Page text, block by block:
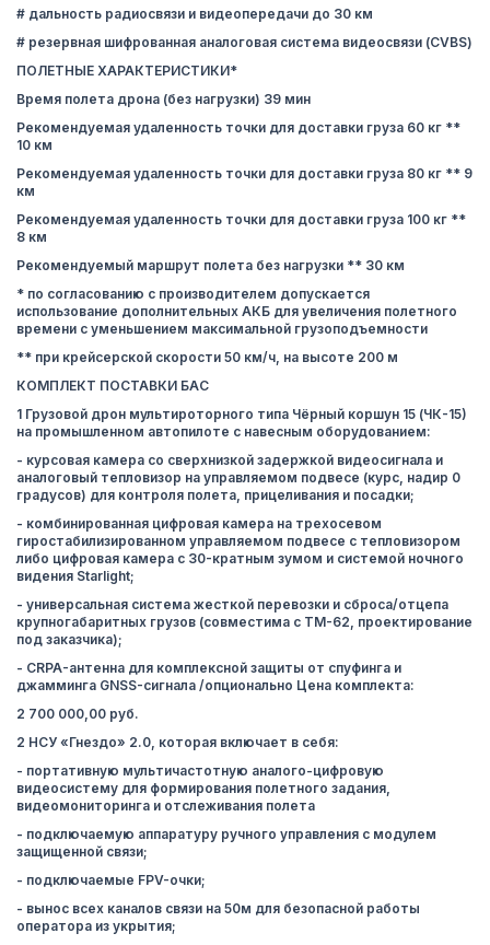
# дальность радиосвязи и видеопередачи до 30 км
# резервная шифрованная аналоговая система видеосвязи (CVBS)
ПОЛЕТНЫЕ ХАРАКТЕРИСТИКИ*
Время полета дрона (без нагрузки) 39 мин
Рекомендуемая удаленность точки для доставки груза 60 кг **
10 км
Рекомендуемая удаленность точки для доставки груза 80 кг ** 9
км
Рекомендуемая удаленность точки для доставки груза 100 кг **
8 км
Рекомендуемый маршрут полета без нагрузки ** 30 км
* по согласованию с производителем допускается
использование дополнительных АКБ для увеличения полетного
времени с уменьшением максимальной грузоподъемности
** при крейсерской скорости 50 км/ч, на высоте 200 м
КОМПЛЕКТ ПОСТАВКИ БАС
1 Грузовой дрон мультироторного типа Чёрный коршун 15 (ЧК-15)
на промышленном автопилоте с навесным оборудованием:
- курсовая камера со сверхнизкой задержкой видеосигнала и
аналоговый тепловизор на управляемом подвесе (курс, надир 0
градусов) для контроля полета, прицеливания и посадки;
- комбинированная цифровая камера на трехосевом
гиростабилизированном управляемом подвесе с тепловизором
либо цифровая камера с 30-кратным зумом и системой ночного
видения Starlight;
- универсальная система жесткой перевозки и сброса/отцепа
крупногабаритных грузов (совместима с ТМ-62, проектирование
под заказчика);
- CRPA-антенна для комплексной защиты от спуфинга и
джамминга GNSS-сигнала /опционально Цена комплекта:
2 700 000,00 руб.
2 НСУ «Гнездо» 2.0, которая включает в себя:
- портативную мультичастотную аналого-цифровую
видеосистему для формирования полетного задания,
видеомониторинга и отслеживания полета
- подключаемую аппаратуру ручного управления с модулем
защищенной связи;
- подключаемые FPV-очки;
- вынос всех каналов связи на 50м для безопасной работы
оператора из укрытия;